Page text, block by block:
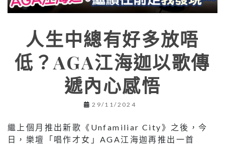
人生中總有好多放唔
低？AGA江海迦以歌傳
遞內心感悟
29/11/2024
繼上個月推出新歌《Unfamiliar City》之後，今
日，樂壇「唱作才女」AGA江海迦再推出一首